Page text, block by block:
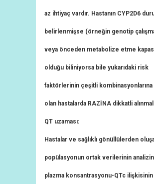
az ihtiyaç vardır. Hastanın CYP2D6
belirlenmişse (örneğin genotip
veya önceden metabolize etme
olduğu biliniyorsa bile yukarıdaki risk
faktörlerinin çeşitli kombinasyonlarına
olan hastalarda RAZİNA dikkatli
QT uzaması:
Hastalar ve sağlıklı gönüllülerden
popülasyonun ortak verilerinin
plazma konsantrasyonu-QTc ilişkisinin